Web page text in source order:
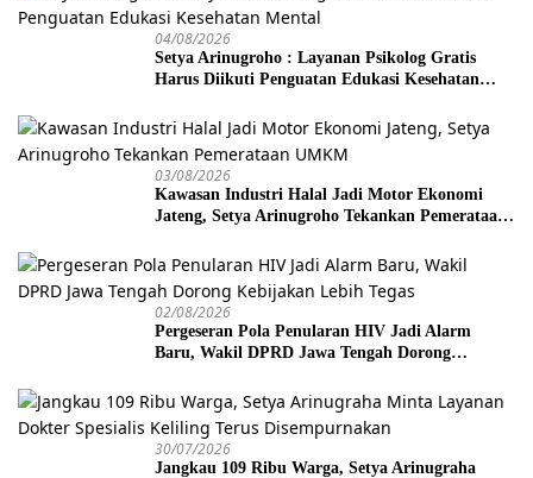
04/08/2026
Setya Arinugroho : Layanan Psikolog Gratis
Harus Diikuti Penguatan Edukasi Kesehatan
03/08/2026
Kawasan Industri Halal Jadi Motor Ekonomi
Jateng, Setya Arinugroho Tekankan Pemerataan
02/08/2026
Pergeseran Pola Penularan HIV Jadi Alarm
Baru, Wakil DPRD Jawa Tengah Dorong
30/07/2026
Jangkau 109 Ribu Warga, Setya Arinugraha